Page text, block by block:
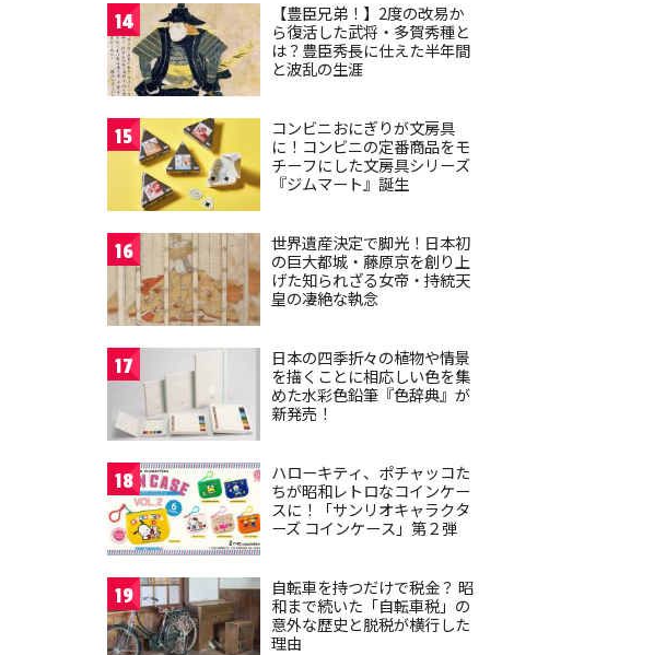
14
【豊臣兄弟！】2度の改易か
ら復活した武将・多賀秀種と
は？豊臣秀長に仕えた半年間
と波乱の生涯
15
コンビニおにぎりが文房具
に！コンビニの定番商品をモ
チーフにした文房具シリーズ
『ジムマート』誕生
16
世界遺産決定で脚光！日本初
の巨大都城・藤原京を創り上
げた知られざる女帝・持統天
皇の凄絶な執念
17
日本の四季折々の植物や情景
を描くことに相応しい色を集
めた水彩色鉛筆『色辞典』が
新発売！
18
ハローキティ、ポチャッコた
ちが昭和レトロなコインケー
スに！「サンリオキャラクタ
ーズ コインケース」第２弾
19
自転車を持つだけで税金？ 昭
和まで続いた「自転車税」の
意外な歴史と脱税が横行した
理由